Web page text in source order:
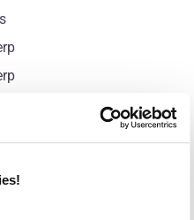
beste bij jou past met